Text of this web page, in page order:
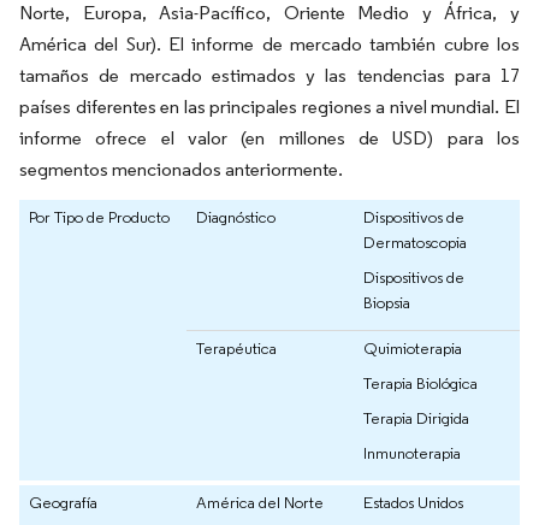
Norte, Europa, Asia-Pacífico, Oriente Medio y África, y
América del Sur). El informe de mercado también cubre los
tamaños de mercado estimados y las tendencias para 17
países diferentes en las principales regiones a nivel mundial. El
informe ofrece el valor (en millones de USD) para los
segmentos mencionados anteriormente.
Por Tipo de Producto Diagnóstico
Dispositivos de
Dermatoscopia
Dispositivos de
Biopsia
Terapéutica
Quimioterapia
Terapia Biológica
Terapia Dirigida
Inmunoterapia
Geografía América del Norte
Estados Unidos